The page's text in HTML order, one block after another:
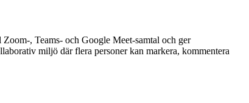
, Teams- och Google Meet-samtal och ger
miljö där flera personer kan markera, kommentera